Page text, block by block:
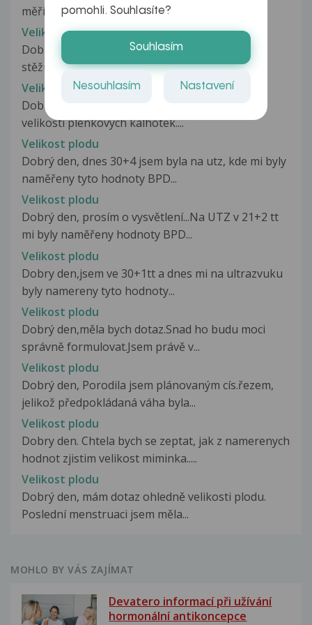
měří necelých 8 cm. Všichni...
Velikost pennysu.
Dobrý den, mám syna je mu 12 let (Skoro 13) a
stěžuje si že mu pomalu roste...
Velikost plenkových kalhotek
Dobrý den, prosím, jak se nejlépe orientovat ve
velikosti plenkových kalhotek....
Velikost plodu
Dobrý den, dnes 30+4 jsem byla na utz, kde mi byly
naměřeny tyto hodnoty BPD...
Velikost plodu
Dobrý den, prosím o vysvětlení...Na UTZ v 21+2 tt
mi byly naměřeny hodnoty BPD...
Velikost plodu
Dobry den,jsem ve 30+1tt a dnes mi na ultrazvuku
byly namereny tyto hodnoty...
Velikost plodu
Dobrý den,měla bych dotaz.Snad ho budu moci
správně formulovat.Jsem právě v...
Velikost plodu
Dobrý den, Porodila jsem plánovaným cís.řezem,
jelikož předpokládaná váha byla...
Velikost plodu
Dobry den. Chtela bych se zeptat, jak z namerenych
hodnot zjistim velikost miminka.....
Velikost plodu
Dobrý den, mám dotaz ohledně velikosti plodu.
Poslední menstruaci jsem měla...
MOHLO BY VÁS ZAJÍMAT
Devatero informací při užívání
hormonální antikoncepce
pomohli. Souhlasíte?
Souhlasím
Nesouhlasím Nastavení